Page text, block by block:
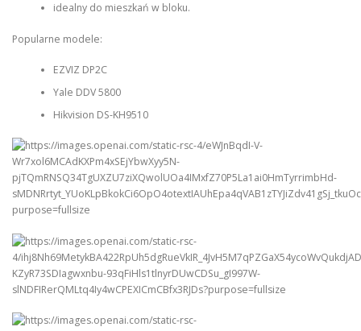
idealny do mieszkań w bloku.
Popularne modele:
EZVIZ DP2C
Yale DDV 5800
Hikvision DS-KH9510